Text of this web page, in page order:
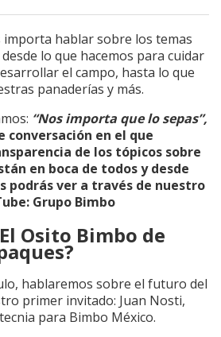
importa hablar sobre los temas
lo que hacemos para cuidar
el campo, hasta lo que
panaderías y más.
“Nos importa que lo sepas”,
conversación en el que
de los tópicos sobre
en boca de todos y desde
podrás ver a través de nuestro
Grupo Bimbo
Osito Bimbo de
hablaremos sobre el futuro del
primer invitado: Juan Nosti,
para Bimbo México.